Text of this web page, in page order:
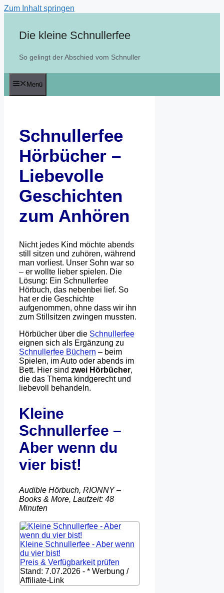
Zum Inhalt springen
Die kleine Schnullerfee
So gelingt der Abschied vom Schnuller
Menü
Schnullerfee
Hörbücher –
Liebevolle
Geschichten
zum Anhören
Nicht jedes Kind möchte abends
still sitzen und zuhören, während
man vorliest. Unser Sohn war so
– er wollte lieber spielen. Die
Lösung: Ein Schnullerfee
Hörbuch, das nebenbei lief. So
hat er die Geschichte
aufgenommen, ohne dass wir ihn
zum Stillsitzen zwingen mussten.
Hörbücher über die Schnullerfee
eignen sich als Ergänzung zu
Schnullerfee Büchern – beim
Spielen, im Auto oder abends im
Bett. Hier sind zwei Hörbücher,
die das Thema kindgerecht und
liebevoll behandeln.
Kleine
Schnullerfee –
Aber wenn du
vier bist!
Audible Hörbuch, RIONNY –
Books & More, Laufzeit: 48
Minuten
Kleine Schnullerfee - Aber wenn
du vier bist!
Preis & Verfügbarkeit prüfen
Stand: 7.07.2026 - * Werbung /
Affiliate-Link